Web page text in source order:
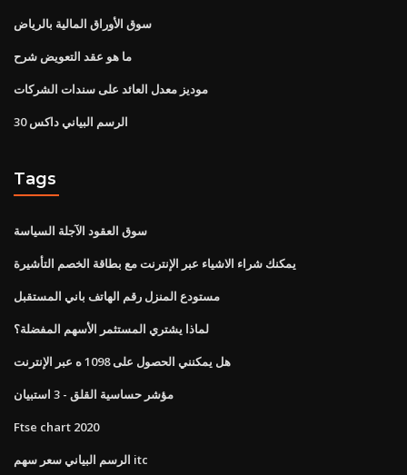
سوق الأوراق المالية بالرياض
ما هو عقد التعويض شرح
موديز معدل العائد على سندات الشركات
الرسم البياني داكس 30
Tags
سوق العقود الآجلة السياسة
يمكنك شراء الاشياء عبر الإنترنت مع بطاقة الخصم التأشيرة
مستودع المنزل رقم الهاتف باني المستقبل
لماذا يشتري المستثمر الأسهم المفضلة؟
هل يمكنني الحصول على 1098 ه عبر الإنترنت
مؤشر حساسية القلق - 3 استبيان
Ftse chart 2020
الرسم البياني سعر سهم itc